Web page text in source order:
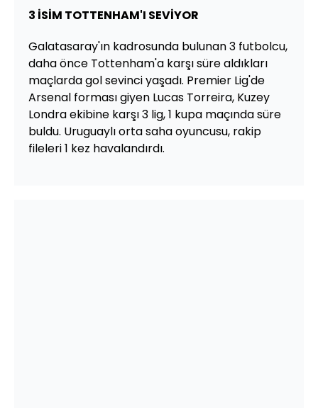
3 İSİM TOTTENHAM'I SEVİYOR
Galatasaray'ın kadrosunda bulunan 3 futbolcu,
daha önce Tottenham'a karşı süre aldıkları
maçlarda gol sevinci yaşadı. Premier Lig'de
Arsenal forması giyen Lucas Torreira, Kuzey
Londra ekibine karşı 3 lig, 1 kupa maçında süre
buldu. Uruguaylı orta saha oyuncusu, rakip
fileleri 1 kez havalandırdı.